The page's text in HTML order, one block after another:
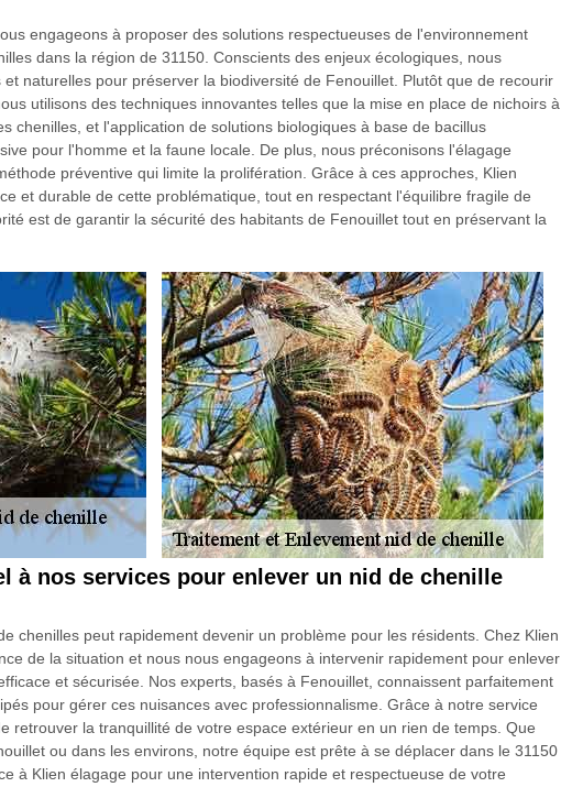
engageons à proposer des solutions respectueuses de l'environnement
dans la région de 31150. Conscients des enjeux écologiques, nous
naturelles pour préserver la biodiversité de Fenouillet. Plutôt que de recourir
utilisons des techniques innovantes telles que la mise en place de nichoirs à
chenilles, et l'application de solutions biologiques à base de bacillus
pour l'homme et la faune locale. De plus, nous préconisons l'élagage
préventive qui limite la prolifération. Grâce à ces approches, Klien
et durable de cette problématique, tout en respectant l'équilibre fragile de
est de garantir la sécurité des habitants de Fenouillet tout en préservant la
à nos services pour enlever un nid de chenille
chenilles peut rapidement devenir un problème pour les résidents. Chez Klien
de la situation et nous nous engageons à intervenir rapidement pour enlever
et sécurisée. Nos experts, basés à Fenouillet, connaissent parfaitement
pour gérer ces nuisances avec professionnalisme. Grâce à notre service
retrouver la tranquillité de votre espace extérieur en un rien de temps. Que
ou dans les environs, notre équipe est prête à se déplacer dans le 31150
à Klien élagage pour une intervention rapide et respectueuse de votre